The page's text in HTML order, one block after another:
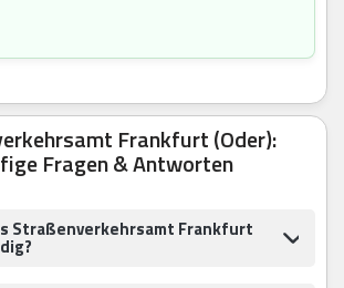
Frankfurt (Oder):
Fragen & Antworten
Straßenverkehrsamt Frankfurt